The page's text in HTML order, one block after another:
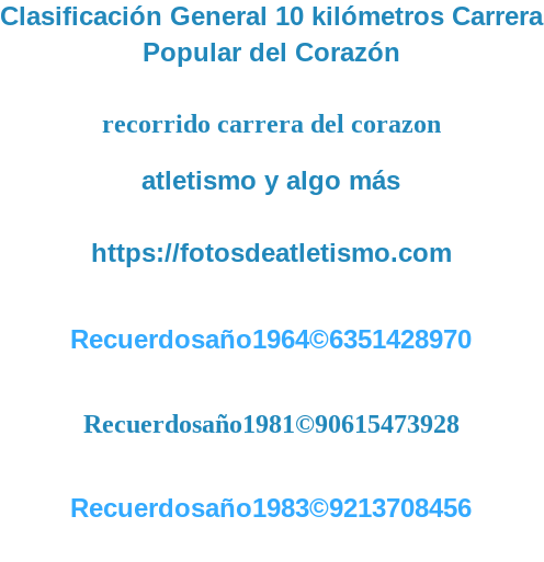
Clasificación General 10 kilómetros Carrera
Popular del Corazón
recorrido carrera del corazon
atletismo y algo más
https://fotosdeatletismo.com
Recuerdosaño1964©6351428970
Recuerdosaño1981©90615473928
Recuerdosaño1983©9213708456